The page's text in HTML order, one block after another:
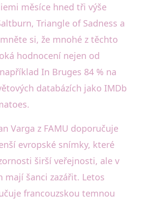
měsíce hned tři výše
Triangle of Sadness a
si, že mnohé z těchto
hodnocení nejen od
In Bruges 84 % na
databázích jako IMDb
Varga z FAMU doporučuje
evropské snímky, které
širší veřejnosti, ale v
mají šanci zazářit. Letos
francouzskou temnou